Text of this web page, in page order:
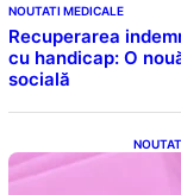
NOUTATI MEDICALE
Recuperarea
cu handicap: O
socială